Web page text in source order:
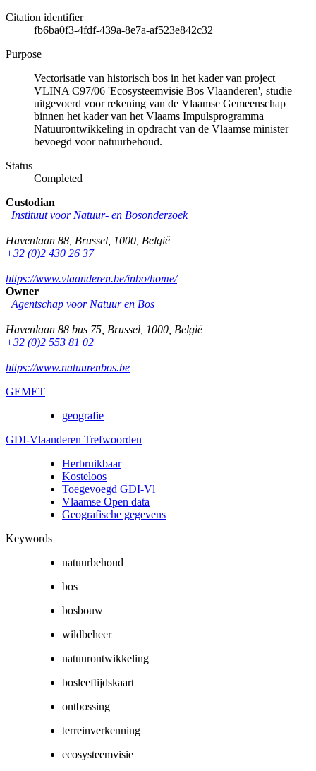
Citation identifier
fb6ba0f3-4fdf-439a-8e7a-af523e842c32
Purpose
Vectorisatie van historisch bos in het kader van project
VLINA C97/06 'Ecosysteemvisie Bos Vlaanderen', studie
uitgevoerd voor rekening van de Vlaamse Gemeenschap
binnen het kader van het Vlaams Impulsprogramma
Natuurontwikkeling in opdracht van de Vlaamse minister
bevoegd voor natuurbehoud.
Status
Completed
Custodian
Instituut voor Natuur- en Bosonderzoek
Havenlaan 88 Brussel 1000 België
+32 (0)2 430 26 37
https://www.vlaanderen.be/inbo/home/
Owner
Agentschap voor Natuur en Bos
Havenlaan 88 bus 75 Brussel 1000 België
+32 (0)2 553 81 02
https://www.natuurenbos.be
GEMET
geografie
GDI-Vlaanderen Trefwoorden
Herbruikbaar
Kosteloos
Toegevoegd GDI-Vl
Vlaamse Open data
Geografische gegevens
Keywords
natuurbehoud
bos
bosbouw
wildbeheer
natuurontwikkeling
bosleeftijdskaart
ontbossing
terreinverkenning
ecosysteemvisie